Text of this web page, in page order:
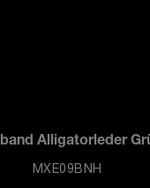
Alligatorleder
MXE09BNH